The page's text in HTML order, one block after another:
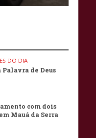
DO DIA
de Deus
com dois
Mauá da Serra